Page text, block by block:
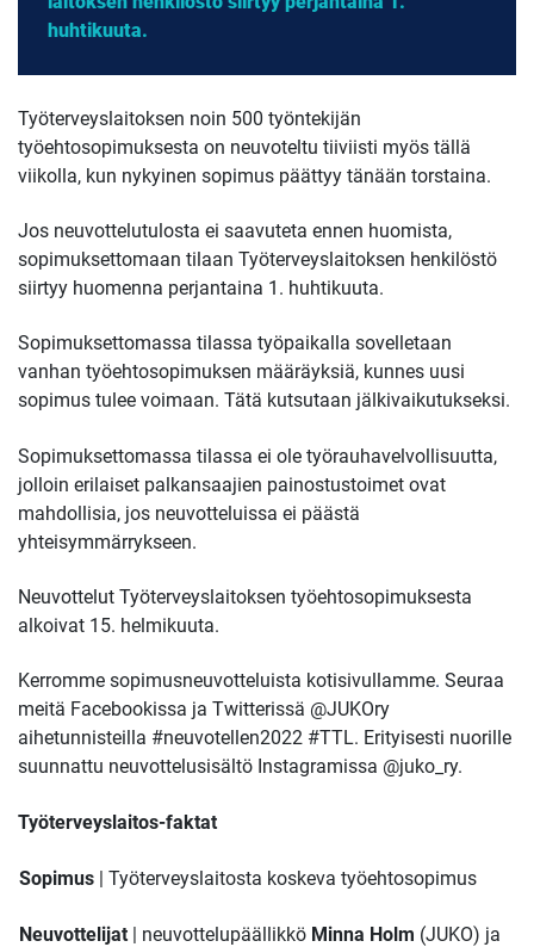
huhtikuuta.
Työterveyslaitoksen noin 500 työntekijän
työehtosopimuksesta on neuvoteltu tiiviisti myös tällä
viikolla, kun nykyinen sopimus päättyy tänään torstaina.
Jos neuvottelutulosta ei saavuteta ennen huomista,
sopimuksettomaan tilaan Työterveyslaitoksen henkilöstö
siirtyy huomenna perjantaina 1. huhtikuuta.
Sopimuksettomassa tilassa työpaikalla sovelletaan
vanhan työehtosopimuksen määräyksiä, kunnes uusi
sopimus tulee voimaan. Tätä kutsutaan jälkivaikutukseksi.
Sopimuksettomassa tilassa ei ole työrauhavelvollisuutta,
jolloin erilaiset palkansaajien painostustoimet ovat
mahdollisia, jos neuvotteluissa ei päästä
yhteisymmärrykseen.
Neuvottelut Työterveyslaitoksen työehtosopimuksesta
alkoivat 15. helmikuuta.
Kerromme sopimusneuvotteluista kotisivullamme. Seuraa
meitä Facebookissa ja Twitterissä @JUKOry
aihetunnisteilla #neuvotellen2022 #TTL. Erityisesti nuorille
suunnattu neuvottelusisältö Instagramissa @juko_ry.
Työterveyslaitos-faktat
Sopimus | Työterveyslaitosta koskeva työehtosopimus
Neuvottelijat | neuvottelupäällikkö Minna Holm (JUKO) ja